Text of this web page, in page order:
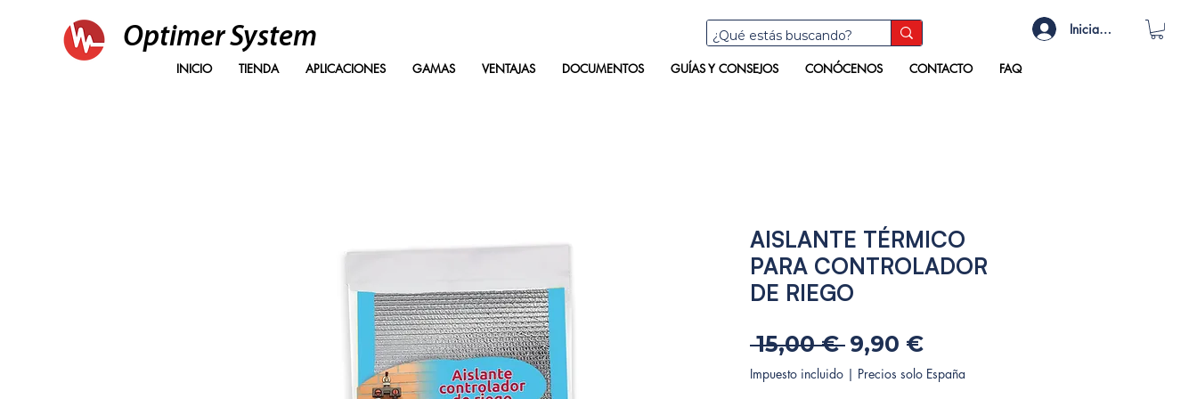
Optimer System Iniciar sesión
INICIO TIENDA APLICACIONES GAMAS VENTAJAS DOCUMENTOS GUÍAS Y CONSEJOS CONÓCENOS CONTACTO FAQ
AISLANTE TÉRMICO
PARA CONTROLADOR
DE RIEGO
15,00 € Precio
9,90 €Precio
de
Impuesto incluido | Precios solo España